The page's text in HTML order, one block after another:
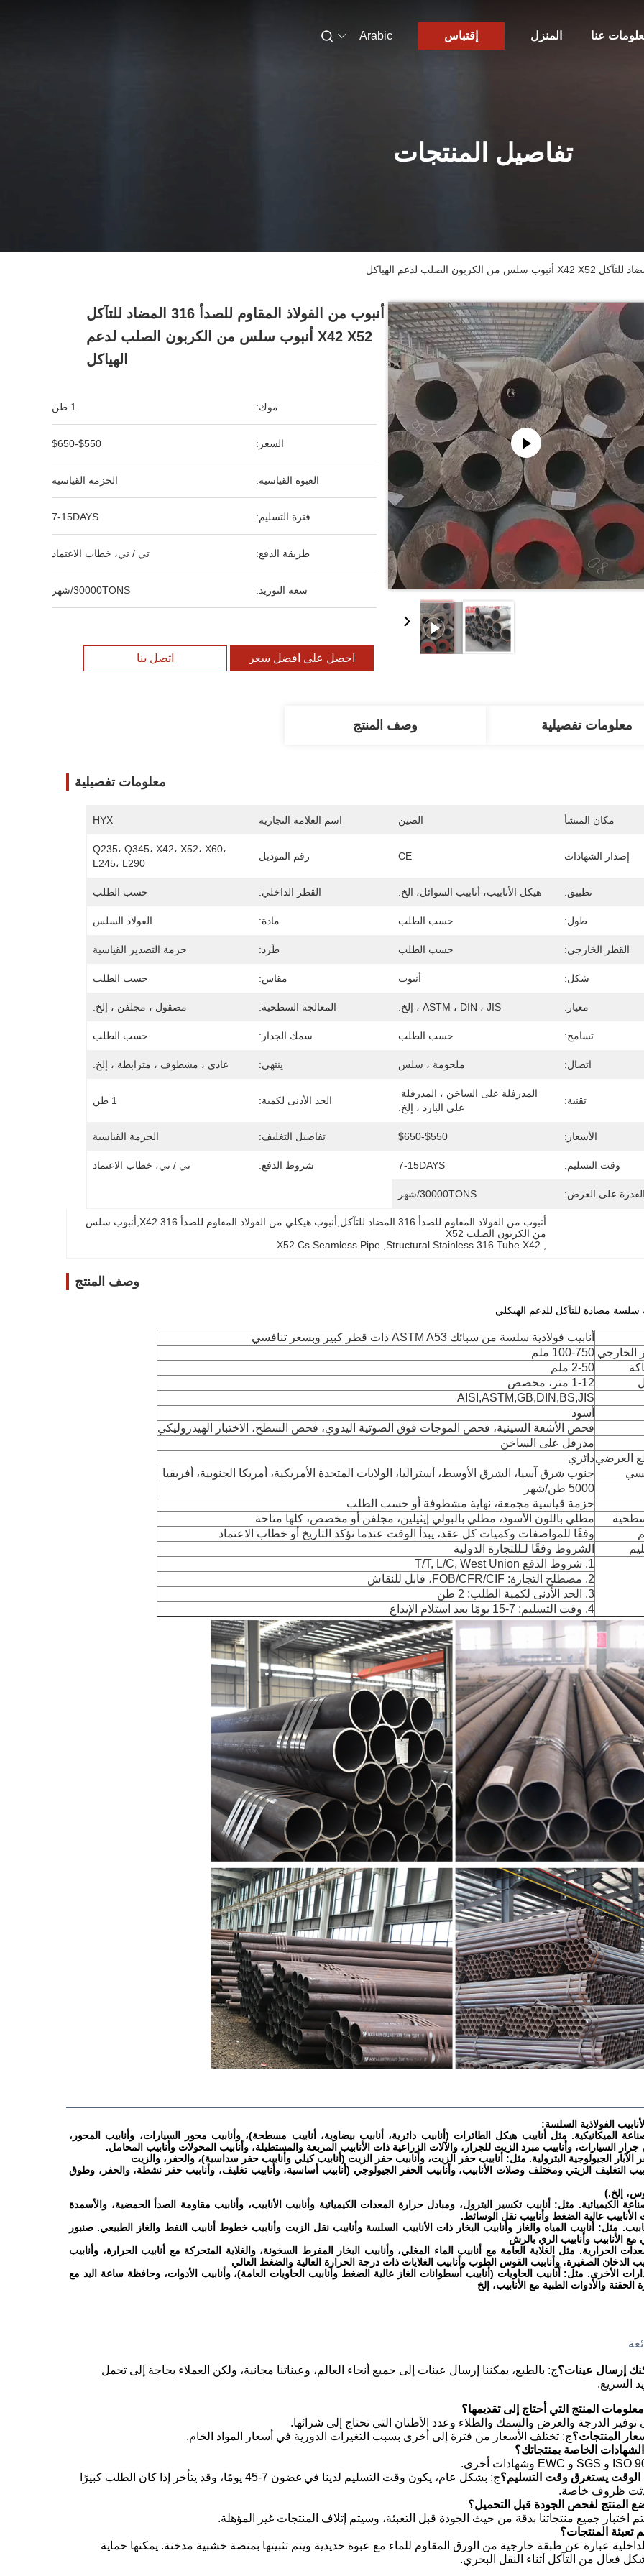
المنزل عنا إقتباس Arabic
تفاصيل المنتجات
أنبوب من الفولاذ المقاوم للصدأ 316 المضاد للتآكل
X42 X52 أنبوب سلس من الكربون الصلب لدعم
الهياكل
موك: 1 طن
السعر: $550-$650
العبوة القياسية: الحزمة القياسية
فترة التسليم: 7-15DAYS
طريقة الدفع: تي / تي، خطاب الاعتماد
سعة التوريد: 30000TONS/شهر
احصل على أفضل سعر اتصل بنا
معلومات تفصيلية وصف المنتج
معلومات تفصيلية
مكان المنشأ الصين اسم العلامة التجارية HYX
إصدار الشهادات CE رقم الموديل
Q235، Q345، X42، X52، X60،
L245، L290
تطبيق: هيكل الأنابيب، أنابيب السوائل، الخ. القطر الداخلي: حسب الطلب
طول: حسب الطلب مادة: الفولاذ السلس
القطر الخارجي: حسب الطلب طَرد: حزمة التصدير القياسية
شكل: أنبوب مقاس: حسب الطلب
معيار: ASTM ، DIN ، JIS ، إلخ. المعالجة السطحية: مصقول ، مجلفن ، إلخ.
تسامح: حسب الطلب سمك الجدار: حسب الطلب
اتصال: ملحومة ، سلس ينتهي: عادي ، مشطوف ، مترابطة ، إلخ.
تقنية:
على البارد ، إلخ.
الحد الأدنى لكمية: 1 طن
الأسعار: $550-$650 تفاصيل التغليف: الحزمة القياسية
وقت التسليم: 7-15DAYS شروط الدفع: تي / تي، خطاب الاعتماد
القدرة على العرض: 30000TONS/شهر
من الكربون الصلب X52
Structural Stainless 316 Tube X42
,
X52 Cs Seamless Pipe
وصف المنتج
سلسة مضادة للتآكل للدعم الهيكلي
أنابيب فولاذية سلسة من سبائك ASTM A53 ذات قطر كبير وبسعر تنافسي
الخارجي 100-750 ملم
2-50 ملم
1-12 متر، مخصص
AISI,ASTM,GB,DIN,BS,JIS
أسود
فحص الأشعة السينية، فحص الموجات فوق الصوتية اليدوي، فحص السطح، الاختبار الهيدروليكي
مدرفل على الساخن
العرضيدائري
جنوب شرق آسيا، الشرق الأوسط، أستراليا، الولايات المتحدة الأمريكية، أمريكا الجنوبية، أفريقيا
5000 طن/شهر
حزمة قياسية مجمعة، نهاية مشطوفة أو حسب الطلب
مطلي باللون الأسود، مطلي بالبولي إيثيلين، مجلفن أو مخصص، كلها متاحة
وفقًا للمواصفات وكميات كل عقد، يبدأ الوقت عندما نؤكد التاريخ أو خطاب الاعتماد
الشروط وفقًا لـللتجارة الدولية
1. شروط الدفع T/T, L/C, West Union
2. مصطلح التجارة: FOB/CFR/CIF، قابل للنقاش
3. الحد الأدنى لكمية الطلب: 2 طن
4. وقت التسليم: 7-15 يومًا بعد استلام الإيداع
الفولاذية السلسة:
الميكانيكية. مثل أنابيب هيكل الطائرات (أنابيب دائرية، أنابيب بيضاوية، أنابيب مسطحة)، وأنابيب محور السيارات، وأنابيب المحور،
جرار السيارات، وأنابيب مبرد الزيت للجرار، والآلات الزراعية ذات الأنابيب المربعة والمستطيلة، وأنابيب المحولات وأنابيب المحامل.
التغليف الزيتي ومختلف وصلات الأنابيب، وأنابيب الحفر الجيولوجي (أنابيب أساسية، وأنابيب تغليف، وأنابيب حفر نشطة، والحفر، وطوق
إلخ.)
الكيميائية. مثل: أنابيب تكسير البترول، ومبادل حرارة المعدات الكيميائية وأنابيب الأنابيب، وأنابيب مقاومة الصدأ الحمضية، والأسمدة
الأنابيب عالية الضغط وأنابيب نقل الوسائط.
مثل: أنابيب المياه والغاز وأنابيب البخار ذات الأنابيب السلسة وأنابيب نقل الزيت وأنابيب خطوط أنابيب النفط والغاز الطبيعي. صنبور
مع الأنابيب وأنابيب الري بالرش
الحرارية. مثل الغلاية العامة مع أنابيب الماء المغلي، وأنابيب البخار المفرط السخونة، والغلاية المتحركة مع أنابيب الحرارة، وأنابيب
الدخان الصغيرة، وأنابيب القوس الطوب وأنابيب الغلايات ذات درجة الحرارة العالية والضغط العالي
الأخرى. مثل: أنابيب الحاويات (أنابيب أسطوانات الغاز عالية الضغط وأنابيب الحاويات العامة)، وأنابيب الأدوات، وحافظة ساعة اليد مع
الحقنة والأدوات الطبية مع الأنابيب، إلخ
إرسال عينات؟ج: بالطبع، يمكننا إرسال عينات إلى جميع أنحاء العالم، وعيناتنا مجانية، ولكن العملاء بحاجة إلى تحمل
السريع.
المنتج التي أحتاج إلى تقديمها؟
توفير الدرجة والعرض والسمك والطلاء وعدد الأطنان التي تحتاج إلى شرائها.
المنتجات؟ج: تختلف الأسعار من فترة إلى أخرى بسبب التغيرات الدورية في أسعار المواد الخام.
الخاصة بمنتجاتك؟
يستغرق وقت التسليم؟
ج: بشكل عام، يكون وقت التسليم لدينا في غضون 7-45 يومًا، وقد يتأخر إذا كان الطلب كبيرًا
حدثت ظروف خاصة.
لفحص الجودة قبل التحميل؟
اختبار جميع منتجاتنا بدقة من حيث الجودة قبل التعبئة، وسيتم إتلاف المنتجات غير المؤهلة.
المنتجات؟
عبارة عن طبقة خارجية من الورق المقاوم للماء مع عبوة حديدية ويتم تثبيتها بمنصة خشبية مدخنة. يمكنها حماية
فعال من التآكل أثناء النقل البحري.